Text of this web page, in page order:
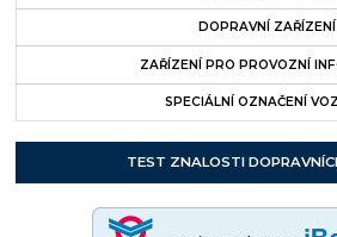
DOPRAVNÍ ZAŘÍZENÍ
ZAŘÍZENÍ PRO PROVOZNÍ
SPECIÁLNÍ OZNAČENÍ
TEST ZNALOSTI